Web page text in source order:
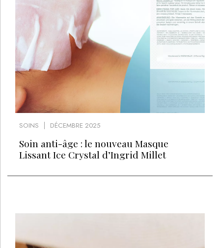
SOINS DÉCEMBRE 2025
Soin anti-âge : le nouveau Masque
Lissant Ice Crystal d’Ingrid Millet